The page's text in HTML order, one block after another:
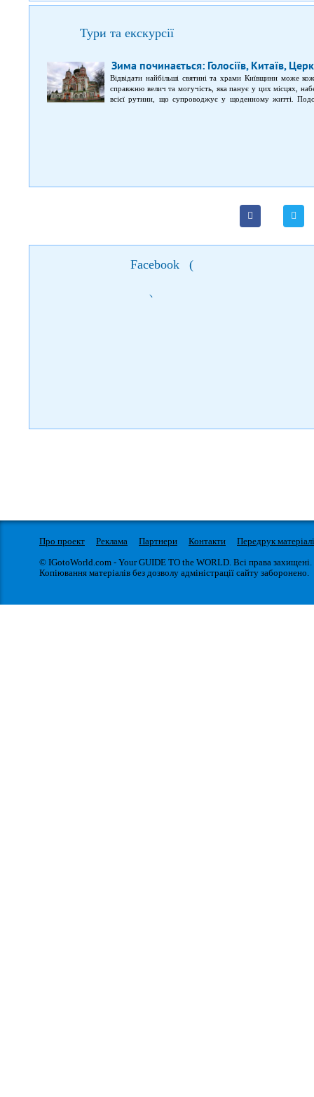
Тури та екскурсії
Зима починається: Голосіїв, Китаїв,
Відвідати найбільші святині та храми Київщини може
справжню велич та могучість, яка панує у цих місцях,
всієї рутини, що супроводжує у щоденному житті.
Facebook (
)
Про проект Реклама Партнери Контакти
Передрук
© IGotoWorld.com - Your GUIDE TO the WORLD. Всі права захищені.
Копіювання матеріалів без дозволу адміністрації сайту заборонено.